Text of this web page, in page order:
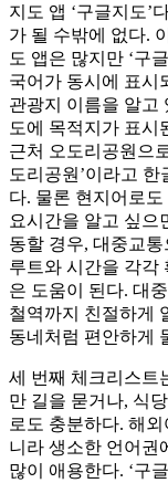
지도 앱 ‘구글지도’
가 될 수밖에 없다.
도 앱은 많지만 ‘구
국어가 동시에 표시
관광지 이름을 알고
도에 목적지가 표시
근처 오도리공원으
도리공원’이라고
다. 물론 현지어로
요시간을 알고 싶으
동할 경우, 대중교
루트와 시간을 각각
은 도움이 된다. 대
철역까지 친절하게
동네처럼 편안하게
세 번째 체크리스트
만 길을 묻거나, 식
로도 충분하다. 해
니라 생소한 언어권
많이 애용한다. ‘구